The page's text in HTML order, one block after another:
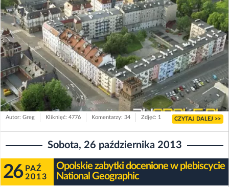
Autor: Greg Kliknięć: 4776 Komentarzy: 34 Zdjęć: 1 CZYTAJ DALEJ >>
Sobota, 26 października 2013
26 PAŹ
2013
Opolskie zabytki docenione w plebiscycie
National Geographic